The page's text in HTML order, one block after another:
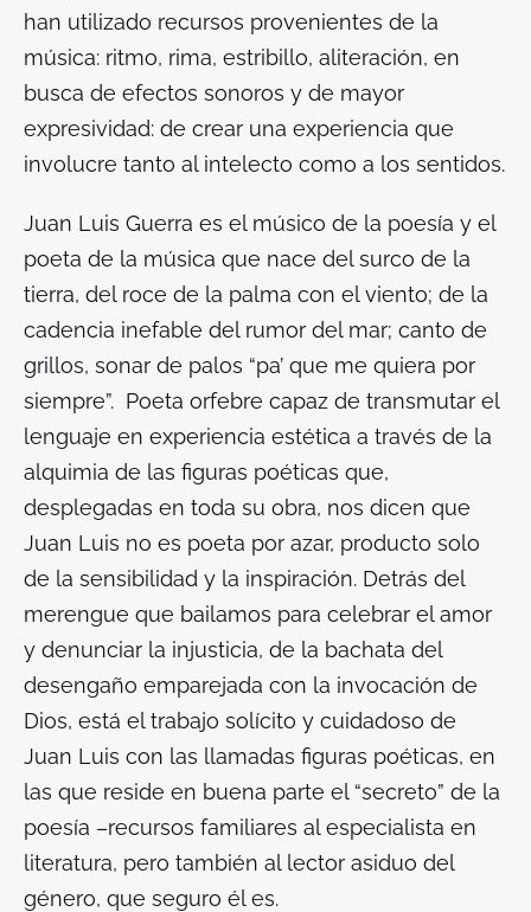
han utilizado recursos provenientes de la
música: ritmo, rima, estribillo, aliteración, en
busca de efectos sonoros y de mayor
expresividad: de crear una experiencia que
involucre tanto al intelecto como a los sentidos.
Juan Luis Guerra es el músico de la poesía y el
poeta de la música que nace del surco de la
tierra, del roce de la palma con el viento; de la
cadencia inefable del rumor del mar; canto de
grillos, sonar de palos “pa’ que me quiera por
siempre”. Poeta orfebre capaz de transmutar el
lenguaje en experiencia estética a través de la
alquimia de las figuras poéticas que,
desplegadas en toda su obra, nos dicen que
Juan Luis no es poeta por azar, producto solo
de la sensibilidad y la inspiración. Detrás del
merengue que bailamos para celebrar el amor
y denunciar la injusticia, de la bachata del
desengaño emparejada con la invocación de
Dios, está el trabajo solícito y cuidadoso de
Juan Luis con las llamadas figuras poéticas, en
las que reside en buena parte el “secreto” de la
poesía –recursos familiares al especialista en
literatura, pero también al lector asiduo del
género, que seguro él es.